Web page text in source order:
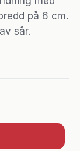
på 6 cm.
sår.